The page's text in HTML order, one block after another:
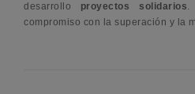
desarrollo proyectos solidarios.
compromiso con la superación y la